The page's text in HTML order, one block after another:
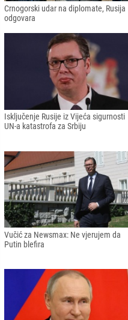
Crnogorski udar na diplomate, Rusija
odgovara
Isključenje Rusije iz Vijeća sigurnosti
UN-a katastrofa za Srbiju
Vučić za Newsmax: Ne vjerujem da
Putin blefira